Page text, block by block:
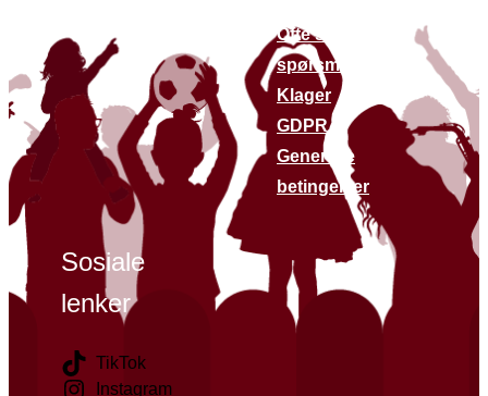
Ofte stilte
spørsmål
Klager
GDPR
Generelle
betingelser
Sosiale
lenker
TikTok
Instagram